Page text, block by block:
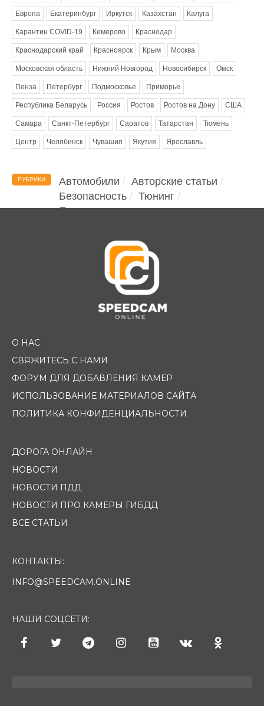
Европа Екатеринбург Иркутск Казахстан Калуга
Карантин COVID-19 Кемерово Краснодар
Краснодарский край Красноярск Крым Москва
Московская область Нижний Новгород Новосибирск Омск
Пенза Петербург Подмосковье Приморье
Республика Беларусь Россия Ростов Ростов на Дону США
Самара Санкт-Петербург Саратов Татарстан Тюмень
Центр Челябинск Чувашия Якутия Ярославль
РУБРИКИ Автомобили
Авторские статьи
Безопасность
Тюнинг
Помощь водителю
О НАС
СВЯЖИТЕСЬ С НАМИ
ФОРУМ ДЛЯ ДОБАВЛЕНИЯ КАМЕР
ИСПОЛЬЗОВАНИЕ МАТЕРИАЛОВ САЙТА
ПОЛИТИКА КОНФИДЕНЦИАЛЬНОСТИ
ДОРОГА ОНЛАЙН
НОВОСТИ
НОВОСТИ ПДД
НОВОСТИ ПРО КАМЕРЫ ГИБДД
ВСЕ СТАТЬИ
КОНТАКТЫ:
INFO@SPEEDCAM.ONLINE
НАШИ СОЦСЕТИ: